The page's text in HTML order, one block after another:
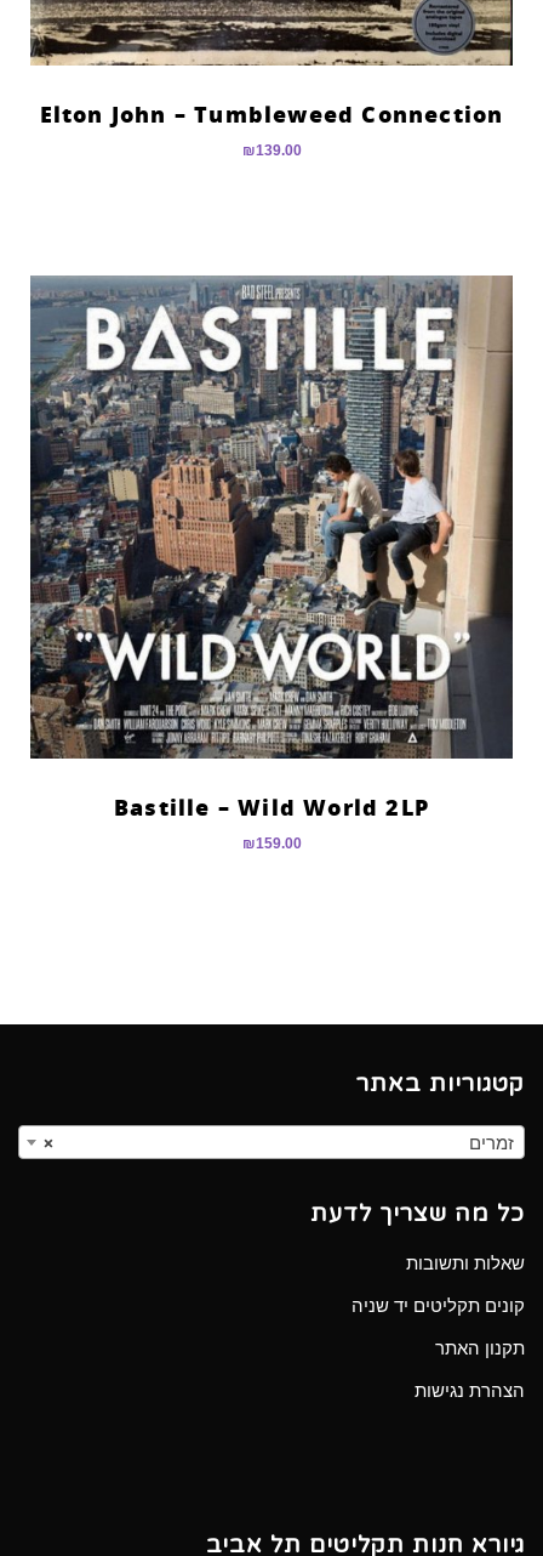
Elton John – Tumbleweed Connection
₪139.00
Bastille – Wild World 2LP
₪159.00
קטגוריות באתר
× זמרים
כל מה שצריך לדעת
שאלות ותשובות
קונים תקליטים יד שניה
תקנון האתר
הצהרת נגישות
גיורא חנות תקליטים תל אביב